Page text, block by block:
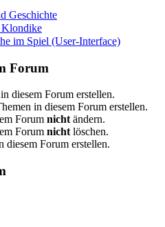
Geschichte
im Spiel (User-Interface)
Forum
diesem Forum erstellen.
in diesem Forum erstellen.
Forum nicht ändern.
Forum nicht löschen.
diesem Forum erstellen.